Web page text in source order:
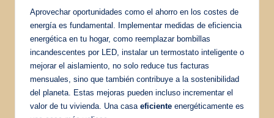
Aprovechar oportunidades como el ahorro en los costes de
energía es fundamental. Implementar medidas de eficiencia
energética en tu hogar, como reemplazar bombillas
incandescentes por LED, instalar un termostato inteligente o
mejorar el aislamiento, no solo reduce tus facturas
mensuales, sino que también contribuye a la sostenibilidad
del planeta. Estas mejoras pueden incluso incrementar el
valor de tu vivienda. Una casa eficiente energéticamente es